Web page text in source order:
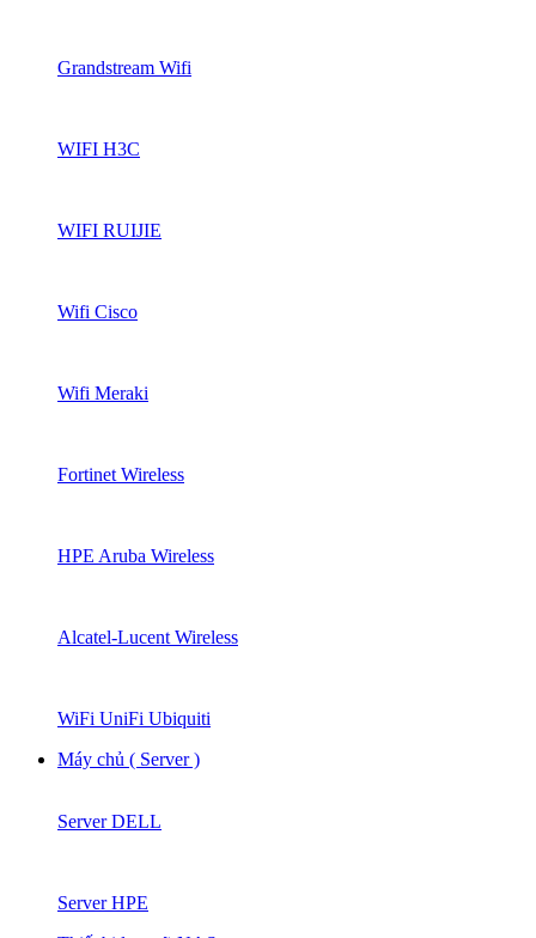
Grandstream Wifi
WIFI H3C
WIFI RUIJIE
Wifi Cisco
Wifi Meraki
Fortinet Wireless
HPE Aruba Wireless
Alcatel-Lucent Wireless
WiFi UniFi Ubiquiti
Máy chủ ( Server )
Server DELL
Server HPE